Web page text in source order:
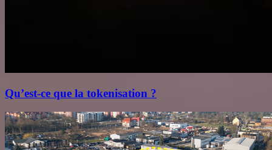
Qu’est‑ce que la tokenisation ?